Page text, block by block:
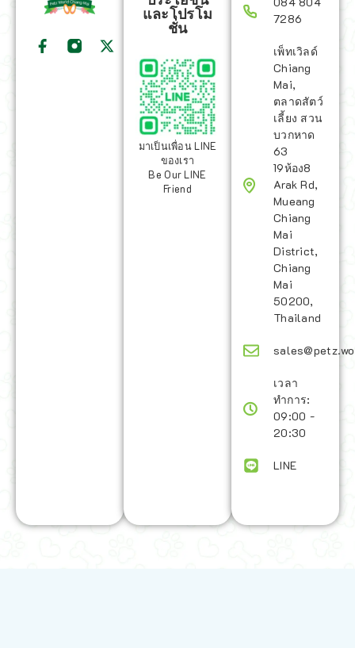
และโปรโม
ชั่น
มาเป็นเพื่อน LINE
ของเรา
Be Our LINE
Friend
7286
เพ็ทเวิลด์
Chiang
Mai,
ตลาดสัตว์
เลี้ยง สวน
บวกหาด
63
19ห้อง8
Arak Rd,
Mueang
Chiang
Mai
District,
Chiang
Mai
50200,
Thailand
เวลา
ทำการ:
09:00 -
20:30
LINE